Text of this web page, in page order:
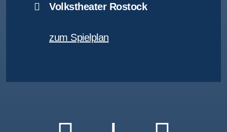
Volkstheater Rostock
zum Spielplan